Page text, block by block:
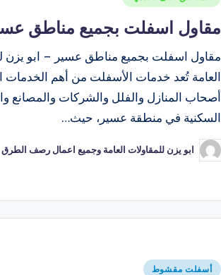
مقاول اسفلت بجميع مناطق
مقاول اسفلت بجميع مناطق عسير – ابو يزن
العامة تُعد خدمات الأسفلت من أهم الخدمات
أصحاب المنازل والفلل والشركات والمصانع
السكنية في منطقة عسير، حيث…
ابو يزن للمقاولات العامة وجميع اعمال رصف الطرق
أسفلت مقشوط